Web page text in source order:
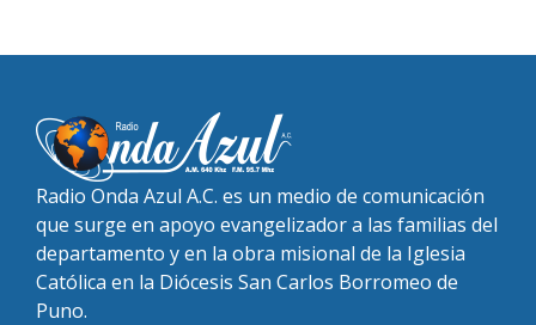
Radio Onda Azul A.C. es un medio de comunicación
que surge en apoyo evangelizador a las familias del
departamento y en la obra misional de la Iglesia
Católica en la Diócesis San Carlos Borromeo de
Puno.